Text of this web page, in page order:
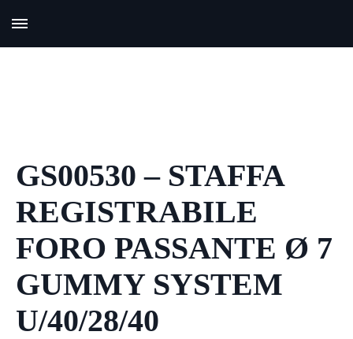
GS00530 – STAFFA
REGISTRABILE
FORO PASSANTE Ø 7
GUMMY SYSTEM
U/40/28/40